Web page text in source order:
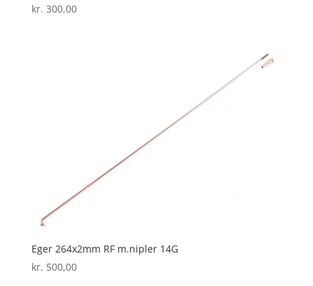
kr. 300,00
Eger 264x2mm RF m.nipler 14G
kr. 500,00